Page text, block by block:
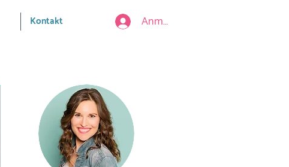
Kontakt Anmelden